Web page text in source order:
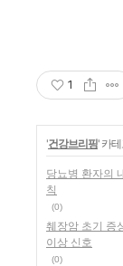
1
'건강브리핑' 카
당뇨병 환자의
칙
(0)
췌장암 초기 증
이상 신호
(0)